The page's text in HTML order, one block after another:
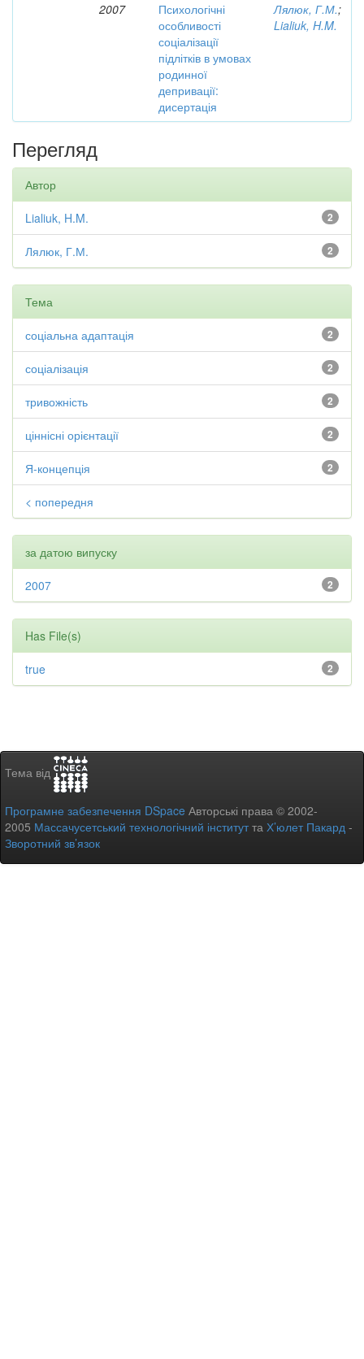
2007
Психологічні
особливості
соціалізації
підлітків в умовах
родинної
депривації:
дисертація
Лялюк, Г.М.;
Lialiuk, H.M.
Перегляд
Автор
2
Lialiuk, H.M.
2
Лялюк, Г.М.
Тема
2
соціальна адаптація
2
соціалізація
2
тривожність
2
ціннісні орієнтації
2
Я-концепція
< попередня
за датою випуску
2
2007
Has File(s)
2
true
Тема від
Програмне забезпечення DSpace Авторські права © 2002-
2005 Массачусетський технологічний інститутта Х’юлет Пакард -
Зворотний зв’язок